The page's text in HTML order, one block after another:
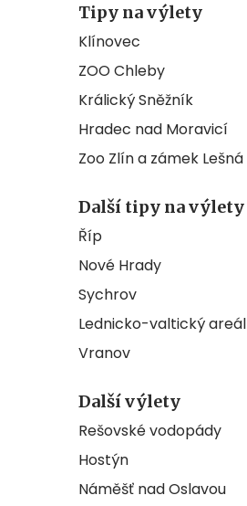
Tipy na výlety
Klínovec
ZOO Chleby
Králický Sněžník
Hradec nad Moravicí
Zoo Zlín a zámek Lešná
Další tipy na výlety
Říp
Nové Hrady
Sychrov
Lednicko-valtický areál
Vranov
Další výlety
Rešovské vodopády
Hostýn
Náměšť nad Oslavou